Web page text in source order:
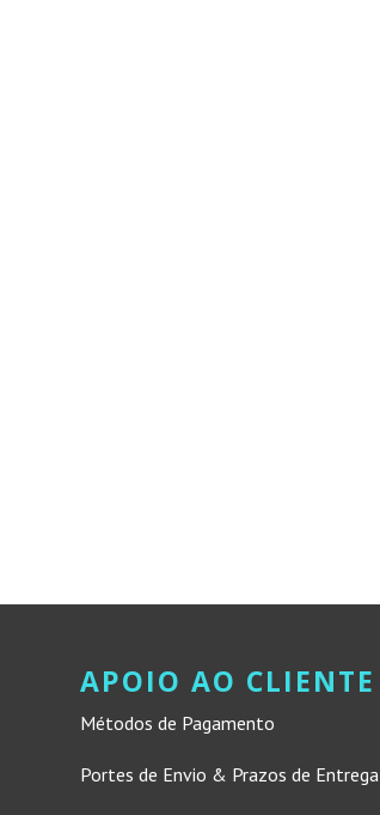
APOIO AO CLIENTE
Métodos de Pagamento
Portes de Envio & Prazos de Entrega